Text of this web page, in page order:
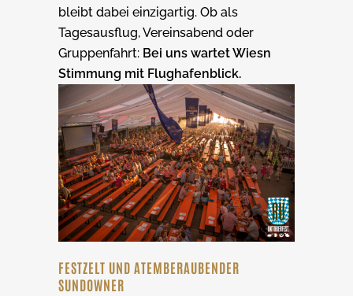
bleibt dabei einzigartig. Ob als
Tagesausflug, Vereinsabend oder
Gruppenfahrt: Bei uns wartet Wiesn
Stimmung mit Flughafenblick.
FESTZELT UND ATEMBERAUBENDER
SUNDOWNER